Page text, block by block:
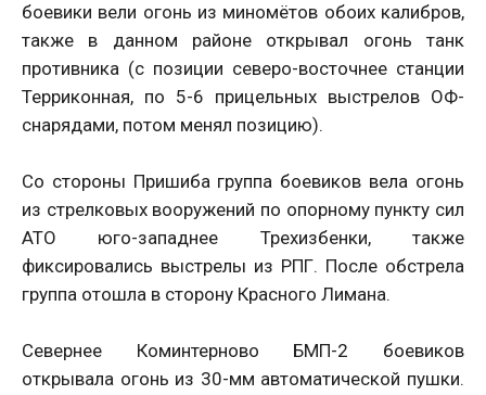
боевики вели огонь из миномётов обоих калибров,
также в данном районе открывал огонь танк
противника (с позиции северо-восточнее станции
Терриконная, по 5-6 прицельных выстрелов ОФ-
снарядами, потом менял позицию).
Со стороны Пришиба группа боевиков вела огонь
из стрелковых вооружений по опорному пункту сил
АТО юго-западнее Трехизбенки, также
фиксировались выстрелы из РПГ. После обстрела
группа отошла в сторону Красного Лимана.
Севернее Коминтерново БМП-2 боевиков
открывала огонь из 30-мм автоматической пушки.